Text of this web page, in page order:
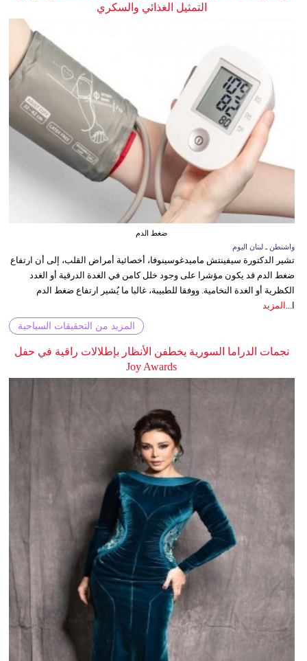
التمثيل الغذائي والسكري
ضغط الدم
واشنطن ـ لبنان اليوم
تشير الدكتورة سيفينتش ماميدغوسينوفا، أخصائية أمراض القلب، إلى أن ارتفاع
ضغط الدم قد يكون مؤشرا على وجود خلل كامن في الغدة الدرقية أو الغدد
الكظرية أو الغدة النخامية. ووفقا للطبيبة، غالبا ما يُشير ارتفاع ضغط الدم
ا... المزيد
المزيد من التحقيقات السياحية
نجمات الدراما السورية يخطفن الأنظار بإطلالات راقية في حفل
Joy Awards